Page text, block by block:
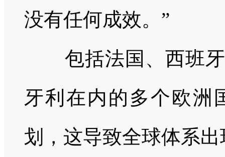
没有任何成效。”
包括法国、西班牙
牙利在内的多个欧洲
划，这导致全球体系